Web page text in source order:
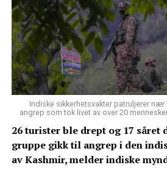
Indiske sikkerhetsvakter patruljerer
angrep som tok livet av over 20
26 turister ble drept og 17 såret
gruppe gikk til angrep i den
av Kashmir, melder indiske